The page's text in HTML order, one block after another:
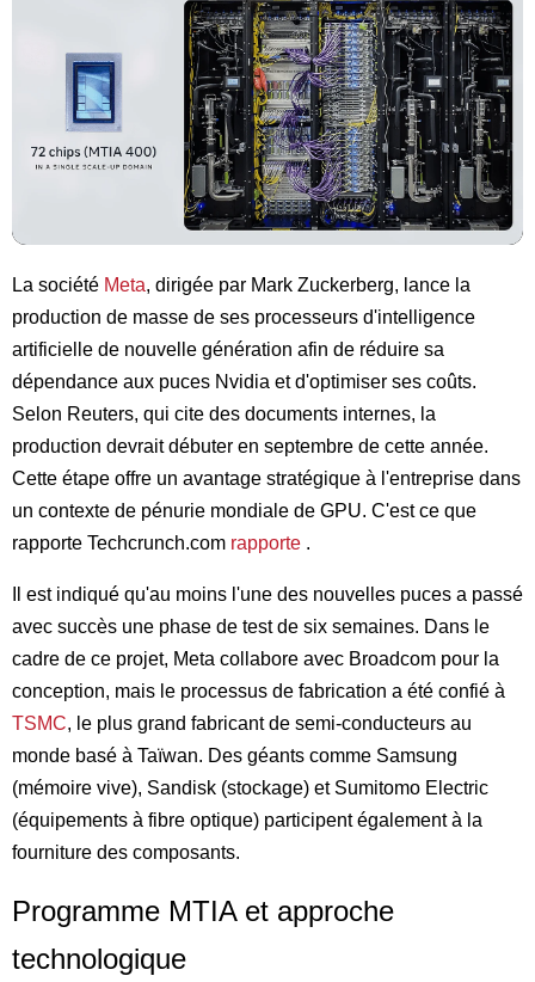
La société Meta, dirigée par Mark Zuckerberg, lance la
production de masse de ses processeurs d'intelligence
artificielle de nouvelle génération afin de réduire sa
dépendance aux puces Nvidia et d'optimiser ses coûts.
Selon Reuters, qui cite des documents internes, la
production devrait débuter en septembre de cette année.
Cette étape offre un avantage stratégique à l'entreprise dans
un contexte de pénurie mondiale de GPU. C'est ce que
rapporte Techcrunch.com rapporte .
Il est indiqué qu'au moins l'une des nouvelles puces a passé
avec succès une phase de test de six semaines. Dans le
cadre de ce projet, Meta collabore avec Broadcom pour la
conception, mais le processus de fabrication a été confié à
TSMC, le plus grand fabricant de semi-conducteurs au
monde basé à Taïwan. Des géants comme Samsung
(mémoire vive), Sandisk (stockage) et Sumitomo Electric
(équipements à fibre optique) participent également à la
fourniture des composants.
Programme MTIA et approche
technologique